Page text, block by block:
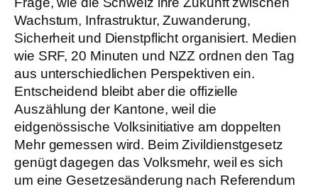
Wachstum, Infrastruktur, Zuwanderung,
Sicherheit und Dienstpflicht organisiert. Medien
wie SRF, 20 Minuten und NZZ ordnen den Tag
aus unterschiedlichen Perspektiven ein.
Entscheidend bleibt aber die offizielle
Auszählung der Kantone, weil die
eidgenössische Volksinitiative am doppelten
Mehr gemessen wird. Beim Zivildienstgesetz
genügt dagegen das Volksmehr, weil es sich
um eine Gesetzesänderung nach Referendum